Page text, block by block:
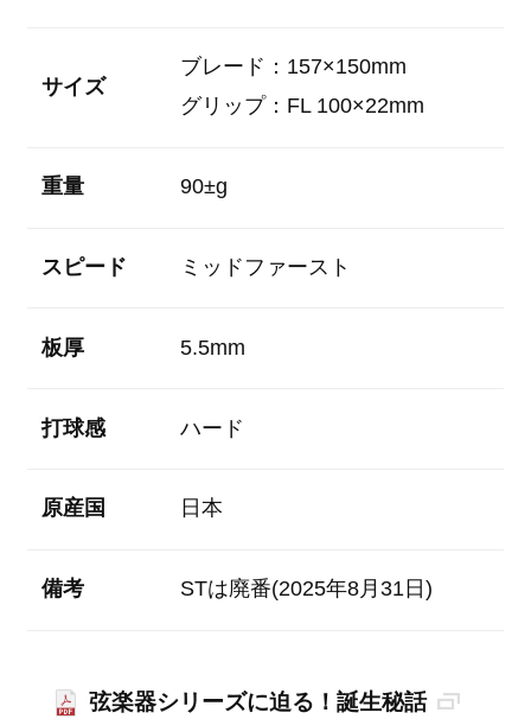
サイズ
ブレード：157×150mm
グリップ：FL 100×22mm
重量 90±g
スピード ミッドファースト
板厚 5.5mm
打球感 ハード
原産国 日本
備考 STは廃番(2025年8月31日)
弦楽器シリーズに迫る！誕生秘話